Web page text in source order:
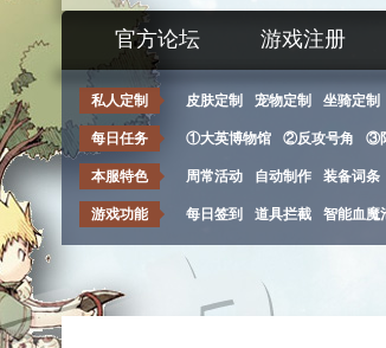
官方论坛 游戏注册
私人定制 皮肤定制 宠物定制 坐骑定制
每日任务 ①大英博物馆 ②反攻号角 ③
本服特色 周常活动 自动制作 装备词条
游戏功能 每日签到 道具拦截 智能血魔